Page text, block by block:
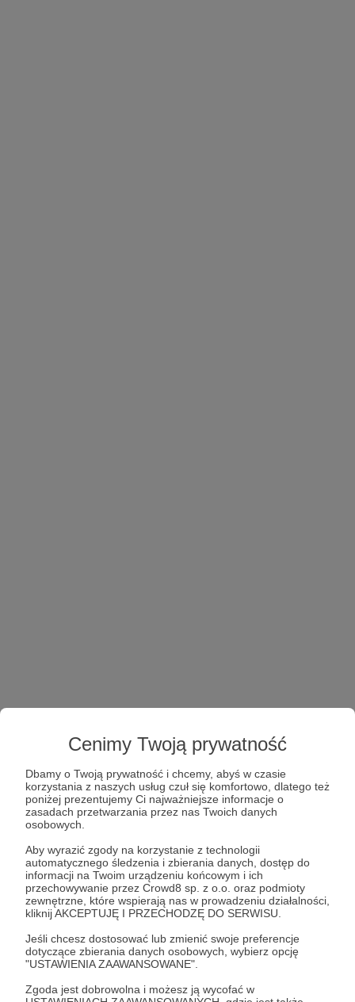
Cenimy Twoją prywatność
Dbamy o Twoją prywatność i chcemy, abyś w czasie
korzystania z naszych usług czuł się komfortowo, dlatego też
poniżej prezentujemy Ci najważniejsze informacje o
zasadach przetwarzania przez nas Twoich danych
osobowych.
Aby wyrazić zgody na korzystanie z technologii
automatycznego śledzenia i zbierania danych, dostęp do
informacji na Twoim urządzeniu końcowym i ich
przechowywanie przez Crowd8 sp. z o.o. oraz podmioty
zewnętrzne, które wspierają nas w prowadzeniu działalności,
kliknij AKCEPTUJĘ I PRZECHODZĘ DO SERWISU.
Jeśli chcesz dostosować lub zmienić swoje preferencje
dotyczące zbierania danych osobowych, wybierz opcję
"USTAWIENIA ZAAWANSOWANE".
Zgoda jest dobrowolna i możesz ją wycofać w